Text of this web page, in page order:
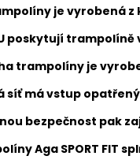
je vyrobená
poskytují
trampolíny je
síť má vstup
bezpečnost pak
Aga SPORT FIT